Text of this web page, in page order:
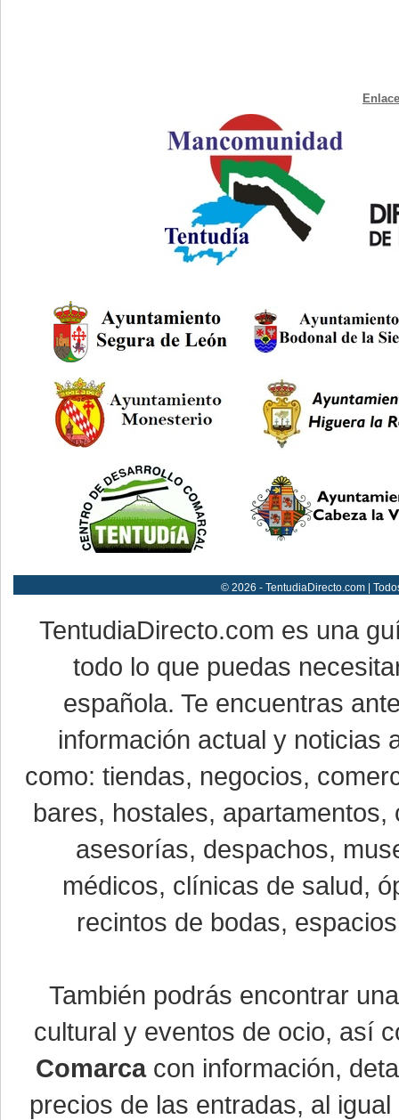
© 2026 - TentudiaDirecto.com |
TentudiaDirecto.com es una
todo lo que puedas
española. Te encuentras
información actual y noticias
como: tiendas, negocios,
bares, hostales,
asesorías, despachos,
médicos, clínicas de salud,
recintos de bodas,
También podrás encontrar
cultural y eventos de ocio, así
Comarcacon información,
precios de las entradas, al